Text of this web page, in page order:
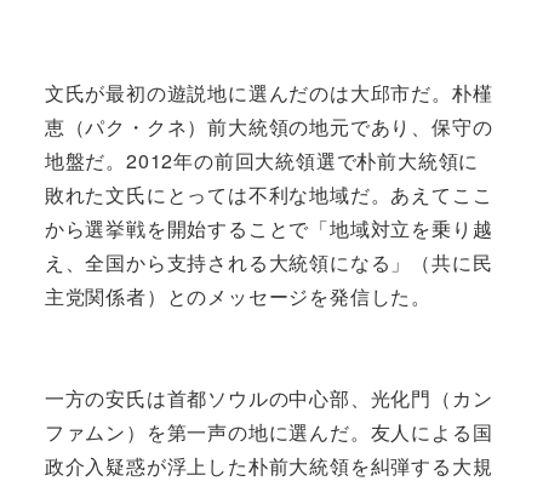
文氏が最初の遊説地に選んだのは大邱市だ。朴槿
恵（パク・クネ）前大統領の地元であり、保守の
地盤だ。2012年の前回大統領選で朴前大統領に
敗れた文氏にとっては不利な地域だ。あえてここ
から選挙戦を開始することで「地域対立を乗り越
え、全国から支持される大統領になる」（共に民
主党関係者）とのメッセージを発信した。
一方の安氏は首都ソウルの中心部、光化門（カン
ファムン）を第一声の地に選んだ。友人による国
政介入疑惑が浮上した朴前大統領を糾弾する大規